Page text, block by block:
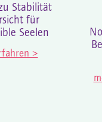
Stabilität
für
Seelen
>